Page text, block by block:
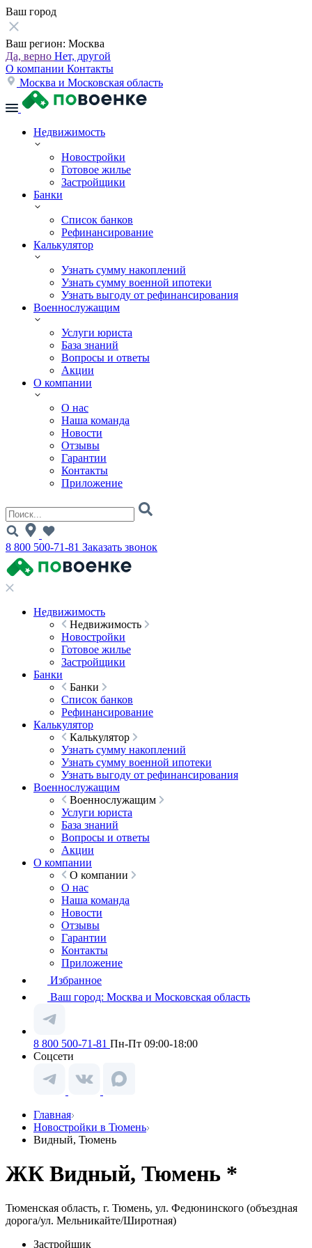
Ваш город
Ваш регион: Москва
Да, верно Нет, другой
О компании Контакты
Москва и Московская область
Недвижимость
Новостройки
Готовое жилье
Застройщики
Банки
Список банков
Рефинансирование
Калькулятор
Узнать сумму накоплений
Узнать сумму военной ипотеки
Узнать выгоду от рефинансирования
Военнослужащим
Услуги юриста
База знаний
Вопросы и ответы
Акции
О компании
О нас
Наша команда
Новости
Отзывы
Гарантии
Контакты
Приложение
8 800 500-71-81 Заказать звонок
Недвижимость
Недвижимость
Новостройки
Готовое жилье
Застройщики
Банки
Банки
Список банков
Рефинансирование
Калькулятор
Калькулятор
Узнать сумму накоплений
Узнать сумму военной ипотеки
Узнать выгоду от рефинансирования
Военнослужащим
Военнослужащим
Услуги юриста
База знаний
Вопросы и ответы
Акции
О компании
О компании
О нас
Наша команда
Новости
Отзывы
Гарантии
Контакты
Приложение
Избранное
Ваш город: Москва и Московская область
8 800 500-71-81 Пн-Пт 09:00-18:00
Соцсети
Главная
Новостройки в Тюмень
Видный, Тюмень
ЖК Видный, Тюмень *
Тюменская область, г. Тюмень, ул. Федюнинского (объездная
дорога/ул. Мельникайте/Широтная)
Застройщик